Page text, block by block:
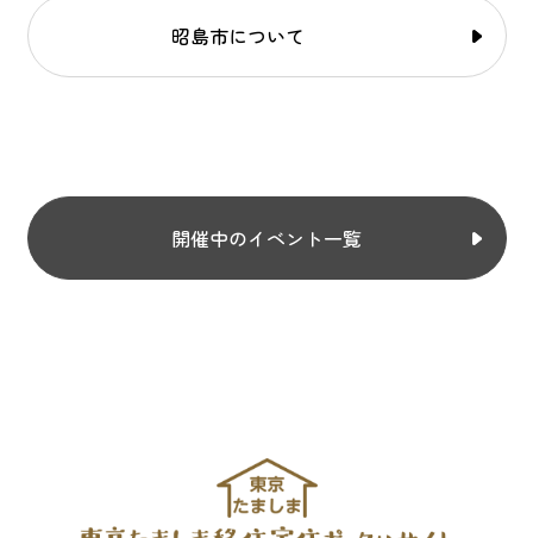
昭島市について
開催中のイベント一覧